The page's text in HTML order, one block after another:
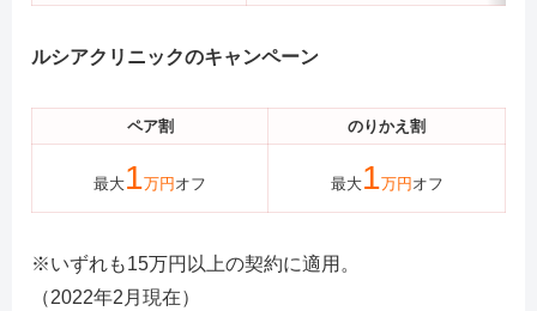
ルシアクリニックのキャンペーン
ペア割 のりかえ割
最大1万円 オフ 最大1万円 オフ
※いずれも15万円以上の契約に適用。
（2022年2月現在）